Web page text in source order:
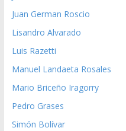
Juan German Roscio
Lisandro Alvarado
Luis Razetti
Manuel Landaeta Rosales
Mario Briceño Iragorry
Pedro Grases
Simón Bolívar